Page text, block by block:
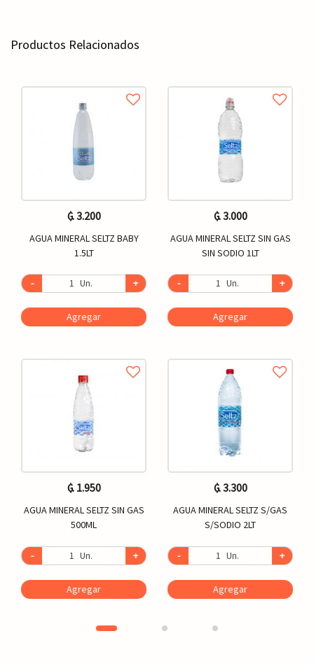
Productos Relacionados
₲. 3.200
AGUA MINERAL SELTZ BABY
1.5LT
- Un. +
Agregar
₲. 1.950
AGUA MINERAL SELTZ SIN GAS
500ML
- Un. +
Agregar
₲. 3.000
AGUA MINERAL SELTZ SIN GAS
SIN SODIO 1LT
- Un. +
Agregar
₲. 3.300
AGUA MINERAL SELTZ S/GAS
S/SODIO 2LT
- Un. +
Agregar